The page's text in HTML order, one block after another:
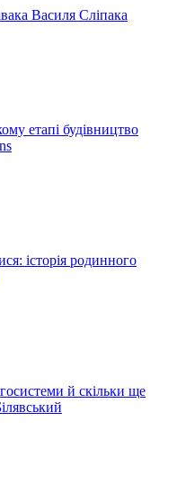
Василя Сліпака
етапі будівництво
історія родинного
й скільки ще